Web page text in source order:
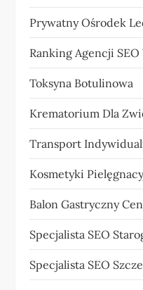
Prywatny Ośrodek
Ranking Agencji SEO
Toksyna Botulinowa
Krematorium Dla
Transport
Kosmetyki
Balon Gastryczny
Specjalista SEO
Specjalista SEO